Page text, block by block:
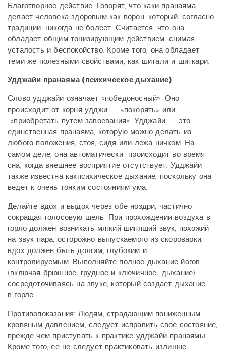
Благотворное действие: Говорят, что каки пранаяма
делает человека здоровым как ворон, который, согласно
традиции, никогда не болеет. Считается, что она
обладает общим тонизирующим действием, снимая
усталость и беспокойство. Кроме того, она обладает
теми же полезными свойствами, как шитали и шиткари.
Удджайи пранаяма (психическое дыхание)
Слово удджайи означает «победоносный». Оно
происходит от корня удджи — «покорять» или
«приобретать путем завоевания». Удджайи — это
единственная пранаяма, которую можно делать из
любого положения, стоя, сидя или лежа ничком. На
самом деле, она автоматически происходит во время
сна, когда внешнее восприятие отсутствует. Удджайи
также известна какпсихическое дыхание, поскольку она
ведет к очень тонким состояниям ума.
Делайте вдох и выдох через обе ноздри, частично
сокращая голосовую щель. При прохождении воздуха в
горло должен возникать мягкий шипящий звук, похожий
на звук пара, осторожно выпускаемого из скороварки;
вдох должен быть долгим, глубоким и
контролируемым. Выполняйте полное дыхание йогов
(включая брюшное, грудное и ключичное дыхание),
сосредоточиваясь на звуке, который создает дыхание
в горле.
Противопоказания: Людям, страдающим пониженным
кровяным давлением, следует исправить свое состояние,
прежде чем приступать к практике удджайи пранаямы.
Кроме того,ее не следует практиковать излишне